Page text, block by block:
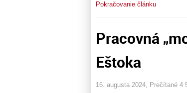
Pokračovanie článku
Pracovná
Eštoka
16. augusta 2024, Prečítané 4